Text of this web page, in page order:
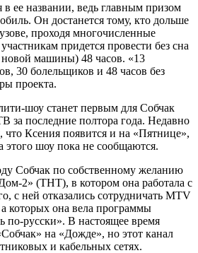
ее названии, ведь главным призом
Он достанется тому, кто дольше
проходя многочисленные
придется провести без сна
новой машины) 48 часов. «13
30 болельщиков и 48 часов без
проекта.
шоу станет первым для Собчак
за последние полтора года. Недавно
что Ксения появится и на «Пятнице»,
этого шоу пока не сообщаются.
Собчак по собственному желанию
2» (ТНТ), в котором она работала с
с ней отказались сотрудничать MTV
которых она вела программы
по-русски». В настоящее время
на «Дожде», но этот канал
и кабельных сетях.